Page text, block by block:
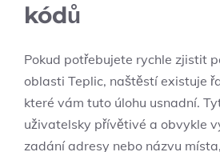
kódů
Pokud potřebujete rychle zjistit
oblasti Teplic, naštěstí existuje
které vám tuto úlohu usnadní.
uživatelsky přívětivé a obvykle
zadání adresy nebo názvu